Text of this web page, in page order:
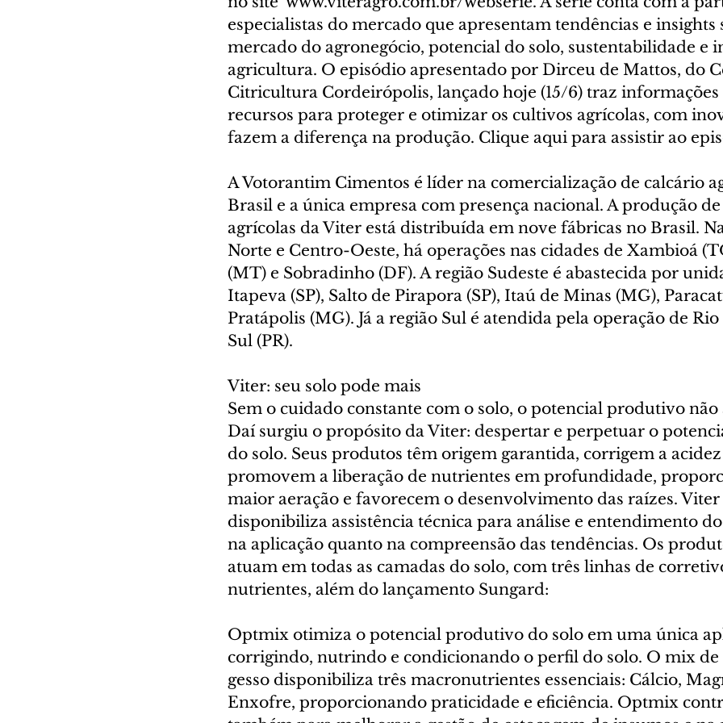
especialistas do mercado que apresentam tendências e insights
mercado do agronegócio, potencial do solo, sustentabilidade e
agricultura. O episódio apresentado por Dirceu de Mattos, do
Citricultura Cordeirópolis, lançado hoje (15/6) traz informações
recursos para proteger e otimizar os cultivos agrícolas, com
fazem a diferença na produção. Clique aqui para assistir ao
A Votorantim Cimentos é líder na comercialização de calcário
Brasil e a única empresa com presença nacional. A produção
agrícolas da Viter está distribuída em nove fábricas no Brasil.
Norte e Centro-Oeste, há operações nas cidades de Xambioá
(MT) e Sobradinho (DF). A região Sudeste é abastecida por
Itapeva (SP), Salto de Pirapora (SP), Itaú de Minas (MG),
Pratápolis (MG). Já a região Sul é atendida pela operação de
Sul (PR).
Viter: seu solo pode mais
Sem o cuidado constante com o solo, o potencial produtivo
Daí surgiu o propósito da Viter: despertar e perpetuar o
do solo. Seus produtos têm origem garantida, corrigem a
promovem a liberação de nutrientes em profundidade,
maior aeração e favorecem o desenvolvimento das raízes.
disponibiliza assistência técnica para análise e entendimento
na aplicação quanto na compreensão das tendências. Os
atuam em todas as camadas do solo, com três linhas de
nutrientes, além do lançamento Sungard:
Optmix otimiza o potencial produtivo do solo em uma única
corrigindo, nutrindo e condicionando o perfil do solo. O mix
gesso disponibiliza três macronutrientes essenciais: Cálcio,
Enxofre, proporcionando praticidade e eficiência. Optmix